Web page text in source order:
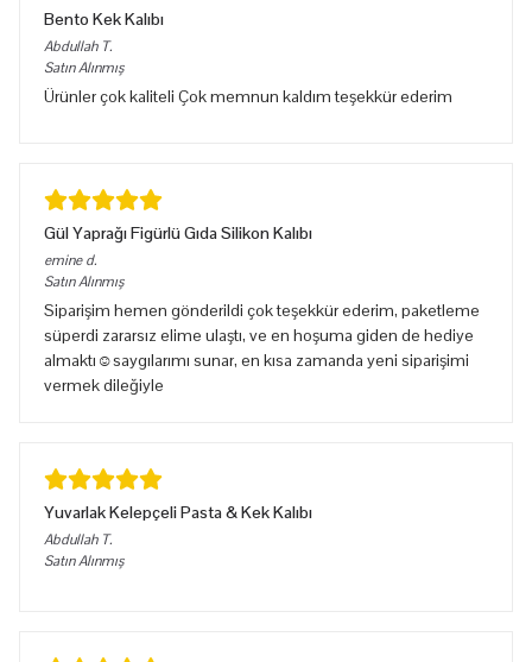
Bento Kek Kalıbı
Abdullah T.
Satın Alınmış
Ürünler çok kaliteli Çok memnun kaldım teşekkür ederim
Gül Yaprağı Figürlü Gıda Silikon Kalıbı
emine d.
Satın Alınmış
Siparişim hemen gönderildi çok teşekkür ederim, paketleme
süperdi zararsız elime ulaştı, ve en hoşuma giden de hediye
almaktı☺️saygılarımı sunar, en kısa zamanda yeni siparişimi
vermek dileğiyle
Yuvarlak Kelepçeli Pasta & Kek Kalıbı
Abdullah T.
Satın Alınmış